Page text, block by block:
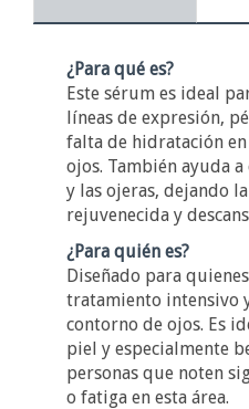
¿Para qué es?
Este sérum es ideal
líneas de expresión,
falta de hidratación
ojos. También ayuda
y las ojeras, dejando
rejuvenecida y
¿Para quién es?
Diseñado para
tratamiento intensivo
contorno de ojos. Es
piel y especialmente
personas que noten
o fatiga en esta área.